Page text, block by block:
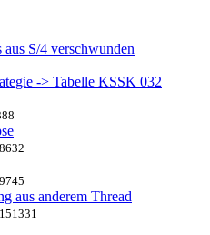
S/4 verschwunden
-> Tabelle KSSK 032
aus anderem Thread